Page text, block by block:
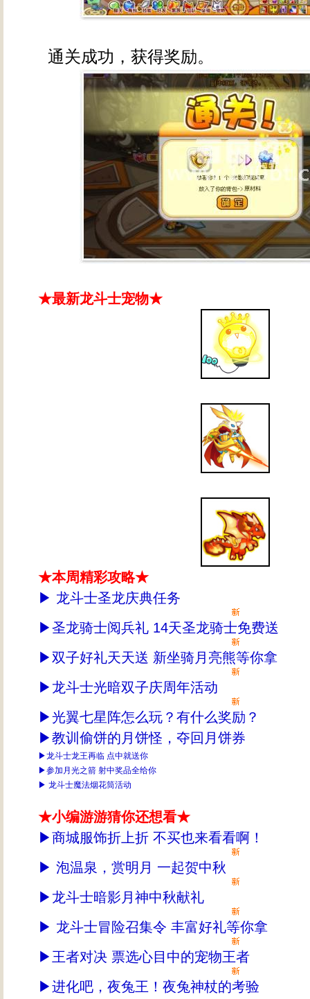
通关成功，获得奖励。
★最新龙斗士宠物★
★本周精彩攻略★
▶ 龙斗士圣龙庆典任务
▶圣龙骑士阅兵礼 14天圣龙骑士免费送
▶ 双子好礼天天送 新坐骑月亮熊等你拿
▶ 龙斗士光暗双子庆周年活动
▶光翼七星阵怎么玩？有什么奖励 ？
▶教训偷饼的月饼怪，夺回月饼券
▶龙斗士龙王再临 点中就送你
▶参加月光之箭 射中奖品全给你
▶ 龙斗士魔法烟花筒活动
★小编游游猜你还想看★
▶商城服饰折上折 不买也来看看啊！
▶ 泡温泉，赏明月 一起贺中秋
▶ 龙斗士暗影月神中秋献礼
▶ 龙斗士冒险召集令 丰富好礼等你拿
▶ 王者对决 票选心目中的宠物王者
▶进化吧，夜兔王！夜兔神杖的考验